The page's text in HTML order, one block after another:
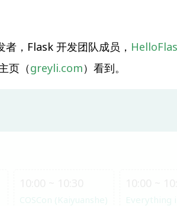
COSCon (Kaiyuanshe)
Everything
，Flask 开发团队成员，
页（greyli.com）看到。